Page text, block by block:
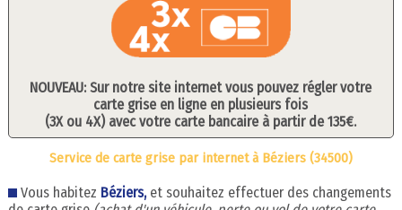
NOUVEAU: Sur notre site internet vous pouvez régler votre
carte grise en ligne en plusieurs fois
(3X ou 4X) avec votre carte bancaire à partir de 135€.
Service de carte grise par internet à Béziers (34500)
Vous habitez Béziers, et souhaitez effectuer des changements